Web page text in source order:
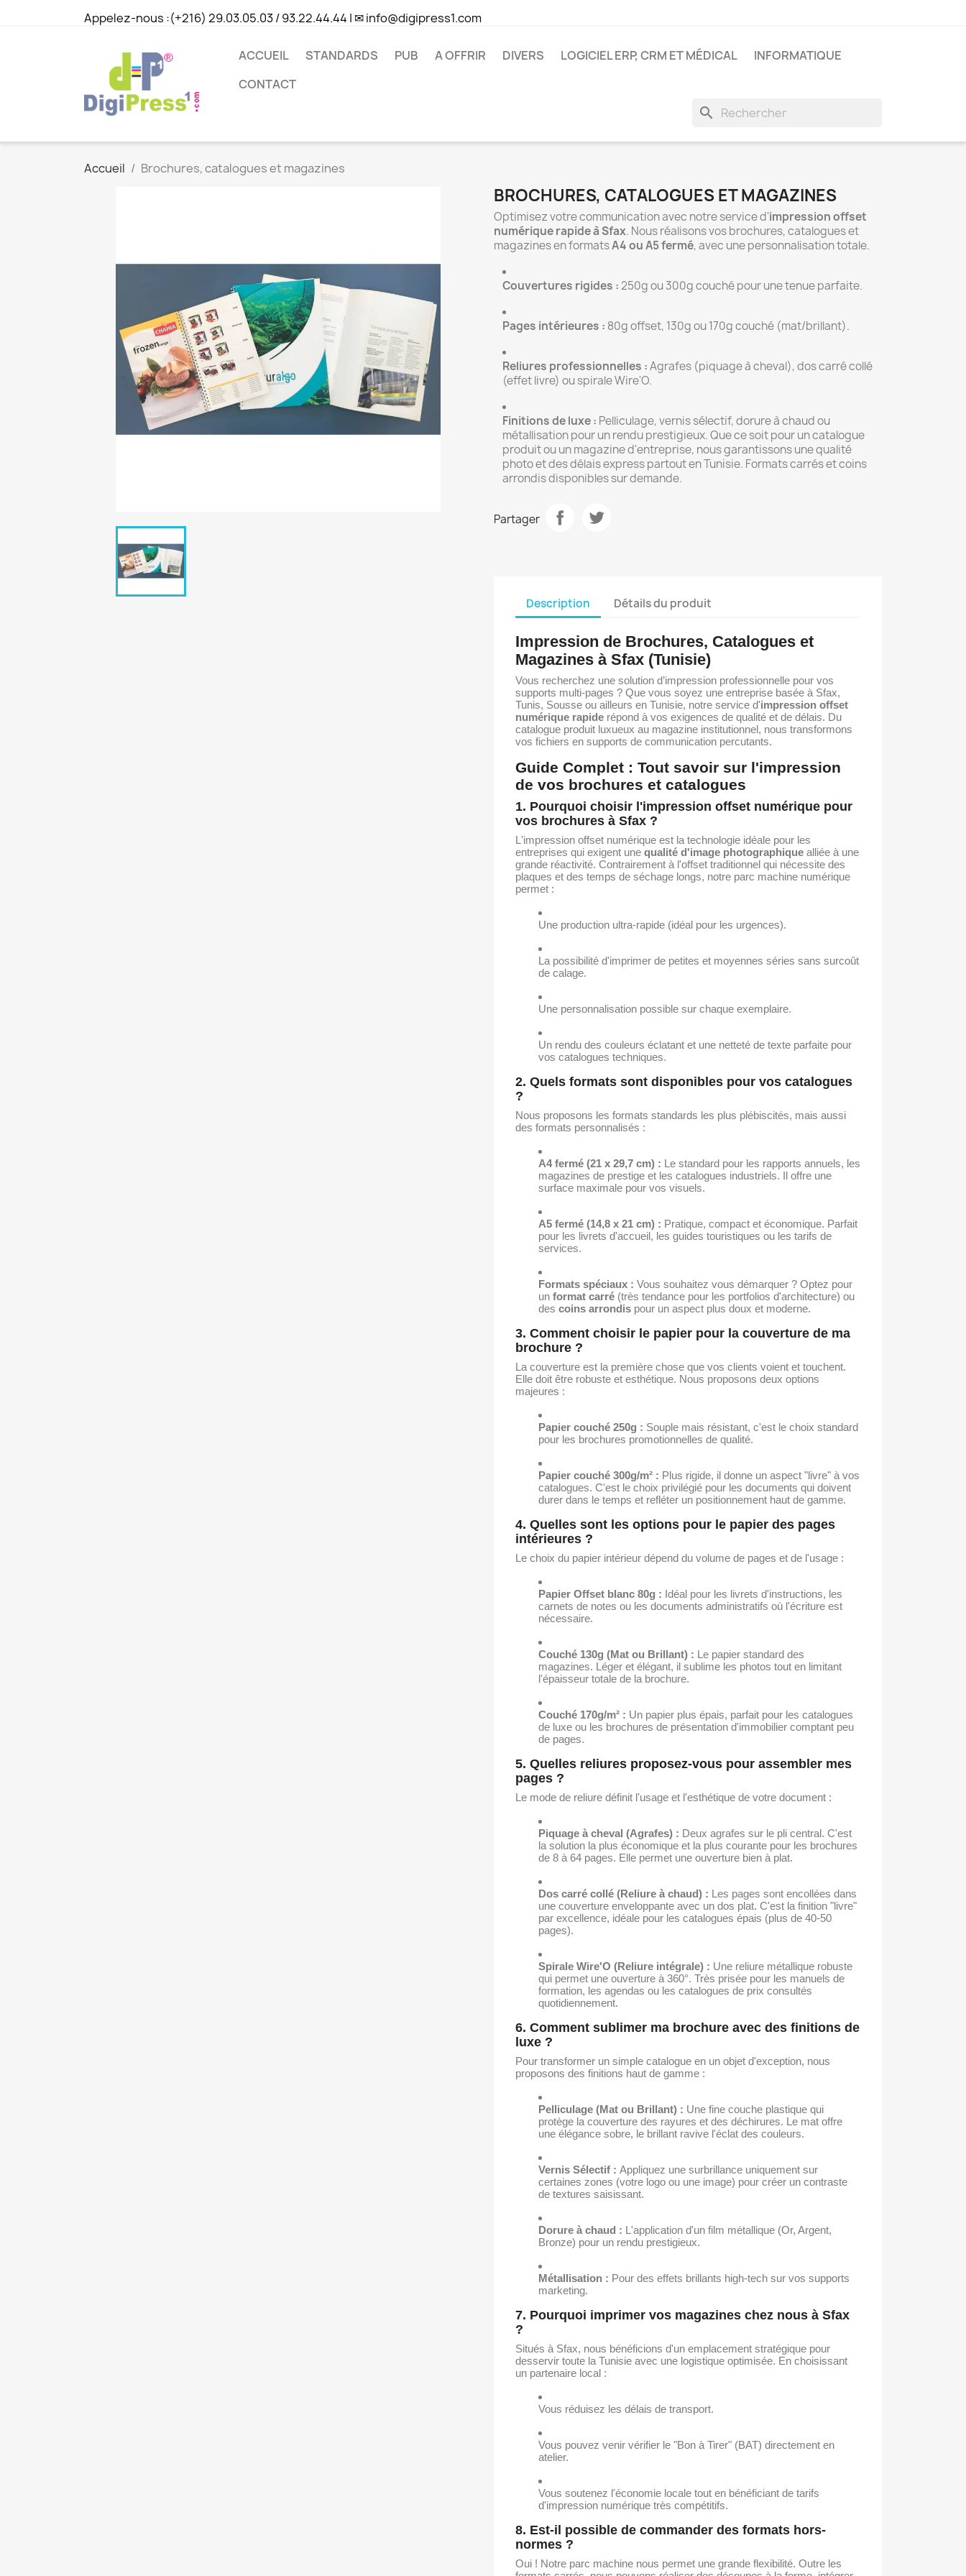
Appelez-nous :(+216) 29.03.05.03 / 93.22.44.44 | ✉ info@digipress1.com
ACCUEIL STANDARDS PUB A OFFRIR DIVERS LOGICIEL ERP, CRM ET MÉDICAL
INFORMATIQUE
CONTACT
search
Accueil Brochures, catalogues et magazines
BROCHURES, CATALOGUES ET MAGAZINES
Optimisez votre communication avec notre service d'impression offset
numérique rapide à Sfax. Nous réalisons vos brochures, catalogues et
magazines en formatsA4 ou A5 fermé, avec une personnalisation totale.
Couvertures rigides :250g ou 300g couché pour une tenue parfaite.
Pages intérieures : 80g offset, 130g ou 170g couché (mat/brillant).
Reliures professionnelles :Agrafes (piquage à cheval), dos carré collé
(effet livre) ou spirale Wire'O.
Finitions de luxe : Pelliculage, vernis sélectif, dorure à chaud ou
métallisation pour un rendu prestigieux. Que ce soit pour un catalogue
produit ou un magazine d'entreprise, nous garantissons une qualité
photo et des délais express partout en Tunisie. Formats carrés et coins
arrondis disponibles sur demande.
Partager
Description Détails du produit
Impression de Brochures, Catalogues et
Magazines à Sfax (Tunisie)
Vous recherchez une solution d’impression professionnelle pour vos
supports multi-pages ? Que vous soyez une entreprise basée à Sfax,
Tunis, Sousse ou ailleurs en Tunisie, notre service d'impression offset
numérique rapide répond à vos exigences de qualité et de délais. Du
catalogue produit luxueux au magazine institutionnel, nous transformons
vos fichiers en supports de communication percutants.
Guide Complet : Tout savoir sur l'impression
de vos brochures et catalogues
1. Pourquoi choisir l'impression offset numérique pour
vos brochures à Sfax ?
L'impression offset numérique est la technologie idéale pour les
entreprises qui exigent une qualité d'image photographique alliée à une
grande réactivité. Contrairement à l'offset traditionnel qui nécessite des
plaques et des temps de séchage longs, notre parc machine numérique
permet :
Une production ultra-rapide (idéal pour les urgences).
La possibilité d'imprimer de petites et moyennes séries sans surcoût
de calage.
Une personnalisation possible sur chaque exemplaire.
Un rendu des couleurs éclatant et une netteté de texte parfaite pour
vos catalogues techniques.
2. Quels formats sont disponibles pour vos catalogues
?
Nous proposons les formats standards les plus plébiscités, mais aussi
des formats personnalisés :
A4 fermé (21 x 29,7 cm) : Le standard pour les rapports annuels, les
magazines de prestige et les catalogues industriels. Il offre une
surface maximale pour vos visuels.
A5 fermé (14,8 x 21 cm) : Pratique, compact et économique. Parfait
pour les livrets d'accueil, les guides touristiques ou les tarifs de
services.
Formats spéciaux : Vous souhaitez vous démarquer ? Optez pour
un format carré (très tendance pour les portfolios d'architecture) ou
des coins arrondis pour un aspect plus doux et moderne.
3. Comment choisir le papier pour la couverture de ma
brochure ?
La couverture est la première chose que vos clients voient et touchent.
Elle doit être robuste et esthétique. Nous proposons deux options
majeures :
Papier couché 250g : Souple mais résistant, c'est le choix standard
pour les brochures promotionnelles de qualité.
Papier couché 300g/m² : Plus rigide, il donne un aspect "livre" à vos
catalogues. C'est le choix privilégié pour les documents qui doivent
durer dans le temps et refléter un positionnement haut de gamme.
4. Quelles sont les options pour le papier des pages
intérieures ?
Le choix du papier intérieur dépend du volume de pages et de l'usage :
Papier Offset blanc 80g : Idéal pour les livrets d'instructions, les
carnets de notes ou les documents administratifs où l'écriture est
nécessaire.
Couché 130g (Mat ou Brillant) : Le papier standard des
magazines. Léger et élégant, il sublime les photos tout en limitant
l'épaisseur totale de la brochure.
Couché 170g/m² : Un papier plus épais, parfait pour les catalogues
de luxe ou les brochures de présentation d'immobilier comptant peu
de pages.
5. Quelles reliures proposez-vous pour assembler mes
pages ?
Le mode de reliure définit l'usage et l'esthétique de votre document :
Piquage à cheval (Agrafes) : Deux agrafes sur le pli central. C'est
la solution la plus économique et la plus courante pour les brochures
de 8 à 64 pages. Elle permet une ouverture bien à plat.
Dos carré collé (Reliure à chaud) : Les pages sont encollées dans
une couverture enveloppante avec un dos plat. C'est la finition "livre"
par excellence, idéale pour les catalogues épais (plus de 40-50
pages).
Spirale Wire'O (Reliure intégrale) : Une reliure métallique robuste
qui permet une ouverture à 360°. Très prisée pour les manuels de
formation, les agendas ou les catalogues de prix consultés
quotidiennement.
6. Comment sublimer ma brochure avec des finitions de
luxe ?
Pour transformer un simple catalogue en un objet d'exception, nous
proposons des finitions haut de gamme :
Pelliculage (Mat ou Brillant) : Une fine couche plastique qui
protège la couverture des rayures et des déchirures. Le mat offre
une élégance sobre, le brillant ravive l'éclat des couleurs.
Vernis Sélectif : Appliquez une surbrillance uniquement sur
certaines zones (votre logo ou une image) pour créer un contraste
de textures saisissant.
Dorure à chaud : L'application d'un film métallique (Or, Argent,
Bronze) pour un rendu prestigieux.
Métallisation : Pour des effets brillants high-tech sur vos supports
marketing.
7. Pourquoi imprimer vos magazines chez nous à Sfax
?
Situés à Sfax, nous bénéficions d'un emplacement stratégique pour
desservir toute la Tunisie avec une logistique optimisée. En choisissant
un partenaire local :
Vous réduisez les délais de transport.
Vous pouvez venir vérifier le "Bon à Tirer" (BAT) directement en
atelier.
Vous soutenez l'économie locale tout en bénéficiant de tarifs
d'impression numérique très compétitifs.
8. Est-il possible de commander des formats hors-
normes ?
Oui ! Notre parc machine nous permet une grande flexibilité. Outre les